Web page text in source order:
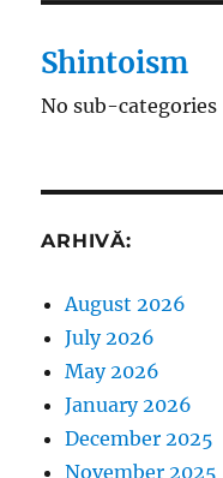
Shintoism
No sub-categories
ARHIVĂ:
August 2026
July 2026
May 2026
January 2026
December 2025
November 2025